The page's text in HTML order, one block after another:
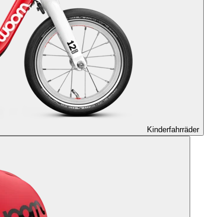
Kinderfahrräder